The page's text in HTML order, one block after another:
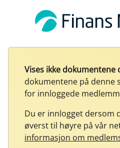
Vises ikke dokumentene
dokumentene på denne
for innloggede
Du er innlogget dersom
øverst til høyre på vår
informasjon om